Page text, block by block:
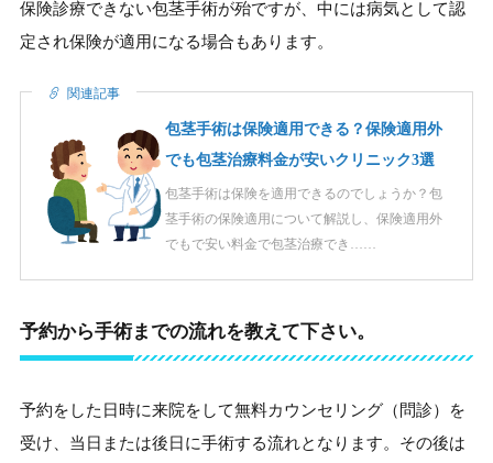
保険診療できない包茎手術が殆ですが、中には病気として認
定され保険が適用になる場合もあります。
関連記事
包茎手術は保険適用できる？保険適用外
でも包茎治療料金が安いクリニック3選
包茎手術は保険を適用できるのでしょうか？包
茎手術の保険適用について解説し、保険適用外
でもで安い料金で包茎治療でき……
予約から手術までの流れを教えて下さい。
予約をした日時に来院をして無料カウンセリング（問診）を
受け、当日または後日に手術する流れとなります。その後は